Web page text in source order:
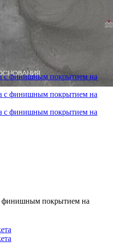
мрамором и латунью
финишным покрытием на